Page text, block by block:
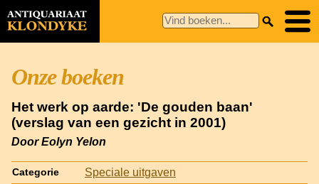
Onze boeken
Het werk op aarde: 'De gouden baan'
(verslag van een gezicht in 2001)
Door Eolyn Yelon
Categorie Speciale uitgaven